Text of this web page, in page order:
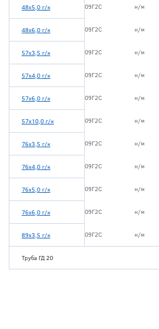
48х5,0 г/к 09Г2С н/м
48х6,0 г/к 09Г2С н/м
57х3,5 г/к 09Г2С н/м
57х4,0 г/к 09Г2С н/м
57х6,0 г/к 09Г2С н/м
57х10,0 г/к 09Г2С н/м
76х3,5 г/к 09Г2С н/м
76х4,0 г/к 09Г2С н/м
76х5,0 г/к 09Г2С н/м
76х6,0 г/к 09Г2С н/м
89х3,5 г/к 09Г2С н/м
Труба ГД 20